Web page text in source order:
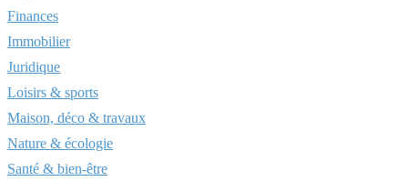
Finances
Immobilier
Juridique
Loisirs & sports
Maison, déco & travaux
Nature & écologie
Santé & bien-être